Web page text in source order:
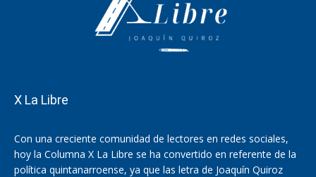
X La Libre
Con una creciente comunidad de lectores en redes sociales,
hoy la Columna X La Libre se ha convertido en referente de la
política quintanarroense, ya que las letra de Joaquín Quiroz